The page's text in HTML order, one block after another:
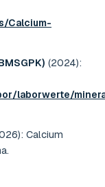
Calcium-
(2024):
laborwerte/
: Calcium
.